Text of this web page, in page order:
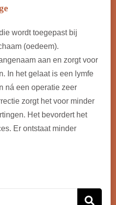
wordt toegepast bij
(oedeem).
aan en zorgt voor
In het gelaat is een lymfe
ná een operatie zeer
zorgt het voor minder
Het bevordert het
Er ontstaat minder